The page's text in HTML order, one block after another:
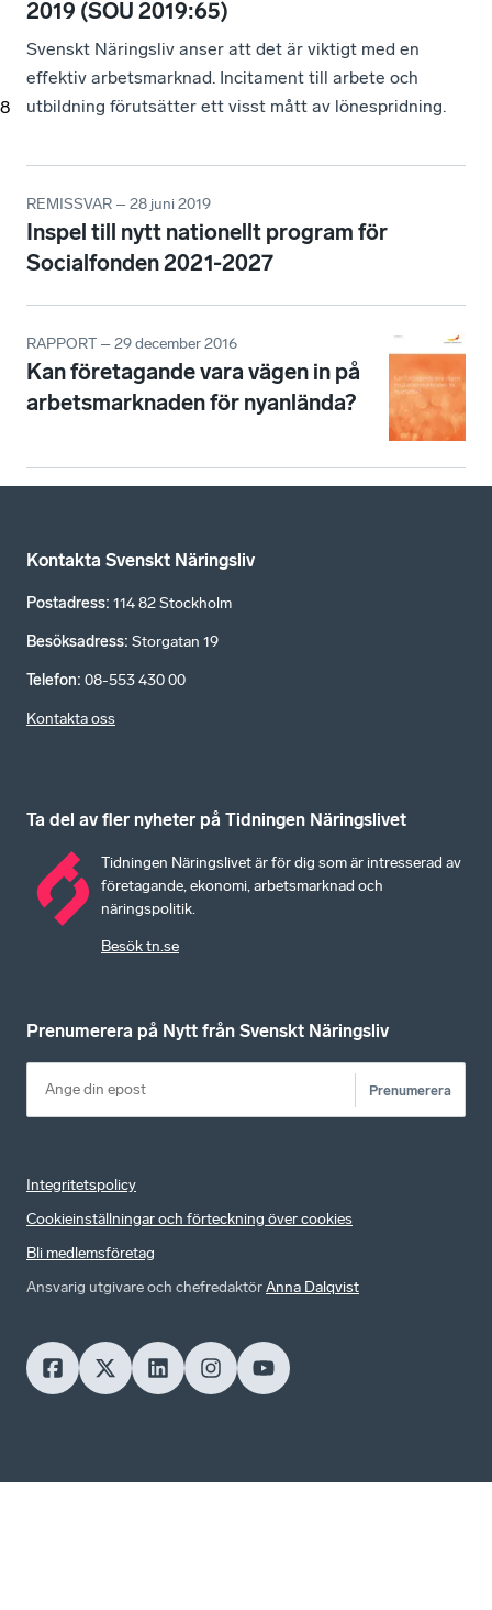
8
2019 (SOU 2019:65)
Svenskt Näringsliv anser att det är viktigt med en
effektiv arbetsmarknad. Incitament till arbete och
utbildning förutsätter ett visst mått av lönespridning.
REMISSVAR – 28 juni 2019
Inspel till nytt nationellt program för
Socialfonden 2021-2027
RAPPORT – 29 december 2016
Kan företagande vara vägen in på
arbetsmarknaden för nyanlända?
Kontakta Svenskt Näringsliv
Postadress: 114 82 Stockholm
Besöksadress: Storgatan 19
Telefon: 08-553 430 00
Kontakta oss
Ta del av fler nyheter på Tidningen Näringslivet
Tidningen Näringslivet är för dig som är intresserad av
företagande, ekonomi, arbetsmarknad och
näringspolitik.
Besök tn.se
Prenumerera på Nytt från Svenskt Näringsliv
Prenumerera
Integritetspolicy
Cookieinställningar och förteckning över cookies
Bli medlemsföretag
Ansvarig utgivare och chefredaktörAnna Dalqvist